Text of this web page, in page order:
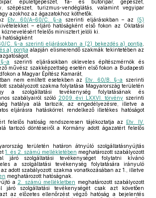
épületgépészet, fa- és bútoripar, gépészet,
szépészet, turizmus-vendéglátás, valamint vegyipar
azokhoz az ágazatokhoz köthetők.
Etv. 60/A–60/C. §-a szerinti eljárásokban – az (5)
– eljáró hatóságként első fokon az Oktatási
köznevelésért felelős minisztert jelöli ki.
hatóságként
C. §-a szerinti eljárásokban a (2) bekezdés a) pontja
a) pontja alapján elismerendő szakmák tekintetében az
a
szerinti eljárásokban okleveles építészmérnök és
művész szakképzettség esetén első fokon a Budapesti
a Magyar Építész Kamarát,
nem említett esetekben az Etv. 60/B. §-a
szerinti
szabályozott szakma folytatása Magyarország területén
a szolgáltatási tevékenység folytatásának és
szabályairól szóló 2009. évi LXXVI. törvény szerinti
hatálya alá tartozik, az engedélyezésre, illetve a
eljárásra hatáskörrel rendelkező illetékes hatóságot
felelős hatóság rendszeresen tájékoztatja az Etv. IV.
tartozó döntéseiről a Kormány adott ágazatért felelős
területén határon átnyúló szolgáltatásnyújtás
1. és 2. számú mellékletében meghatározott szabályozott
járó szolgáltatási tevékenységet folytatni kívánó
a szolgáltatási tevékenység folytatására irányuló
adott szabályozott szakma vonatkozásában az 1., illetve
meghatározott hatóságnak.
a 2. számú mellékletben meghatározott szabályozott
járó szolgáltatási tevékenységét csak azt követően
az előzetes ellenőrzést végző hatóság a bejelentés